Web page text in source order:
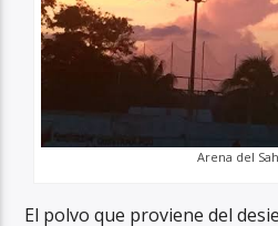
Arena del
El polvo que proviene del